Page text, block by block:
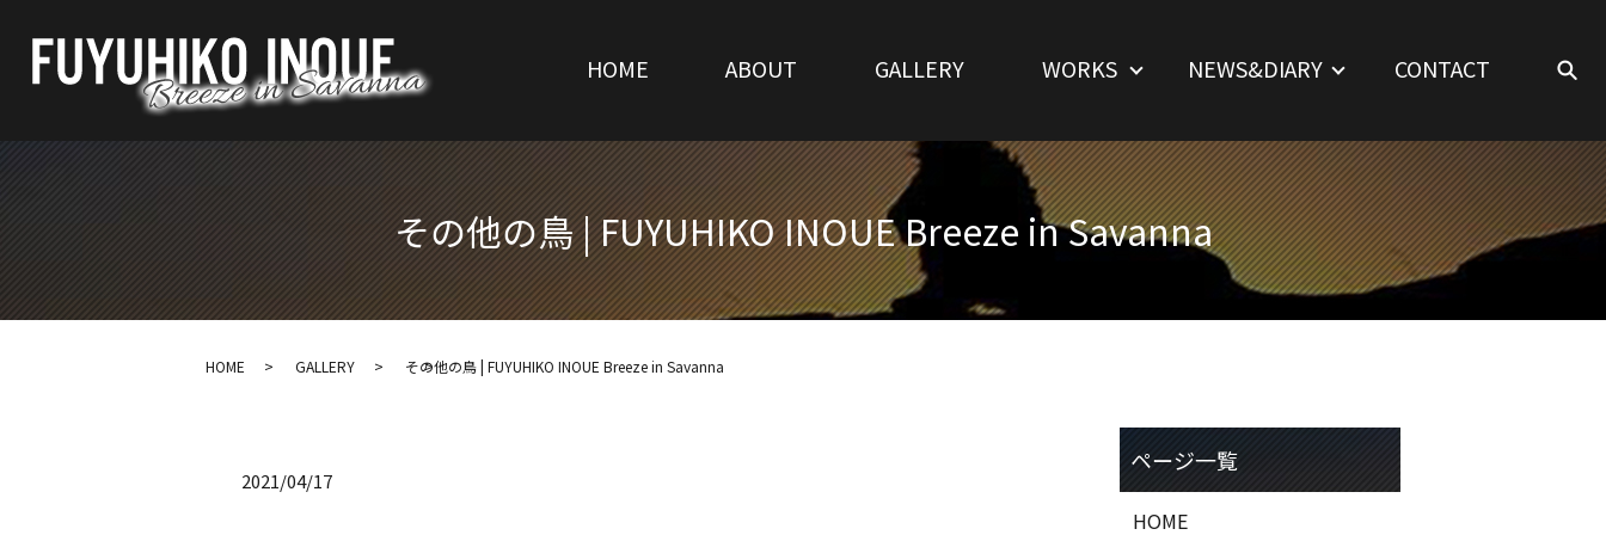
HOME ABOUT GALLERY WORKS NEWS&DIARY CONTACT
その他の鳥 | FUYUHIKO INOUE Breeze in Savanna
HOME GALLERY その他の鳥 | FUYUHIKO INOUE Breeze in Savanna
2021/04/17
HOME